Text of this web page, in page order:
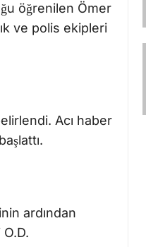
öğrenilen Ömer
ve polis ekipleri
Acı haber
ardından